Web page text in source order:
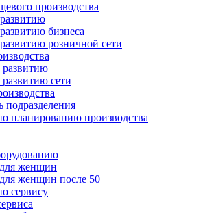
производства
бизнеса
розничной сети
сети
подразделения
планированию производства
женщин
женщин после 50
сервису